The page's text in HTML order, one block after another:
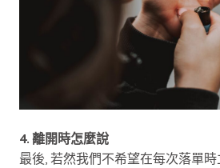
4. 離開時怎麼說
最後, 若然我們不希望在每次落單